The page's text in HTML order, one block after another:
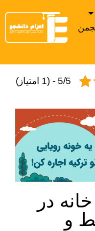
5/5 - (1 امتیاز)
در
و